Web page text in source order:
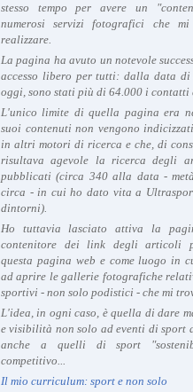
stesso tempo per avere un
numerosi servizi fotografici che
realizzare.
La pagina ha avuto un notevole
accesso libero per tutti: dalla data di
oggi, sono stati più di 64.000 i contatti
L'unico limite di quella pagina era
suoi contenuti non vengono
in altri motori di ricerca e che, di
risultava agevole la ricerca degli
pubblicati (circa 340 alla data -
circa - in cui ho dato vita a
dintorni).
Ho tuttavia lasciato attiva la
contenitore dei link degli articoli
questa pagina web e come luogo in
ad aprire le gallerie fotografiche
sportivi - non solo podistici - che mi
L'idea, in ogni caso, è quella di dare
e visibilità non solo ad eventi di sport
anche a quelli di sport
competitivo...
Il mio curriculum: sport e non solo